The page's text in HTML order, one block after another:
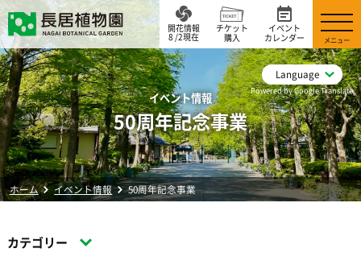
Language
Powered by Google Translate
開花情報
8 /2現在
チケット
購入
イベント
カレンダー
メニュー
イベント情報
50周年記念事業
ホーム イベント情報 50周年記念事業
カテゴリー